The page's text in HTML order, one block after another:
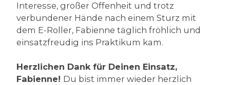
Interesse, großer Offenheit und trotz
verbundener Hände nach einem Sturz mit
dem E-Roller, Fabienne täglich fröhlich und
einsatzfreudig ins Praktikum kam.
Herzlichen Dank für Deinen Einsatz,
Fabienne! Du bist immer wieder herzlich